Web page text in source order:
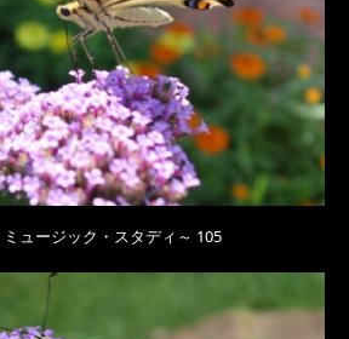
ュージック・スタディ～ 105